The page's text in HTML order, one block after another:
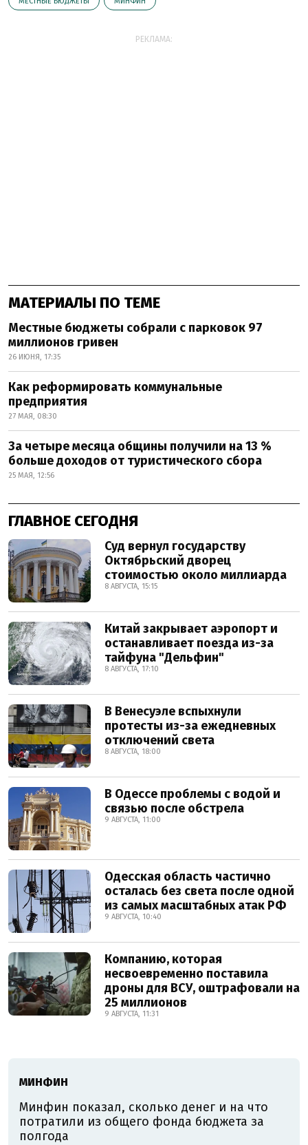
РЕКЛАМА:
МАТЕРИАЛЫ ПО ТЕМЕ
Местные бюджеты собрали с парковок 97
миллионов гривен
26 ИЮНЯ, 17:35
Как реформировать коммунальные
предприятия
27 МАЯ, 08:30
За четыре месяца общины получили на 13 %
больше доходов от туристического сбора
25 МАЯ, 12:56
ГЛАВНОЕ СЕГОДНЯ
Суд вернул государству
Октябрьский дворец
стоимостью около миллиарда
8 АВГУСТА, 15:15
Китай закрывает аэропорт и
останавливает поезда из-за
тайфуна "Дельфин"
8 АВГУСТА, 17:10
В Венесуэле вспыхнули
протесты из-за ежедневных
отключений света
8 АВГУСТА, 18:00
В Одессе проблемы с водой и
связью после обстрела
9 АВГУСТА, 11:00
Одесская область частично
осталась без света после одной
из самых масштабных атак РФ
9 АВГУСТА, 10:40
Компанию, которая
несвоевременно поставила
дроны для ВСУ, оштрафовали на
25 миллионов
9 АВГУСТА, 11:31
МИНФИН
Минфин показал, сколько денег и на что
потратили из общего фонда бюджета за
полгода